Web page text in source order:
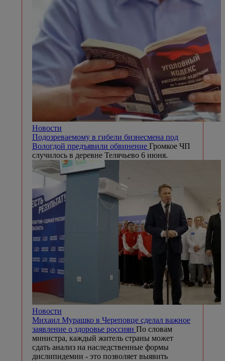
Новости
Подозреваемому в гибели бизнесмена под
Вологдой предъявили обвинение Громкое ЧП
случилось в деревне Телячьево 6 июня.
Новости
Михаил Мурашко в Череповце сделал важное
заявление о здоровье россиян По словам
министра, каждый житель страны может
сдать анализ на наследственные формы
дислипидемии - это позволяет выявить